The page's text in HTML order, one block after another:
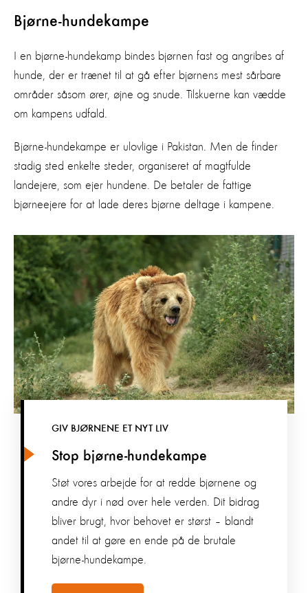
Bjørne-hundekampe
I en bjørne-hundekamp bindes bjørnen fast og angribes af
hunde, der er trænet til at gå efter bjørnens mest sårbare
områder såsom ører, øjne og snude. Tilskuerne kan vædde
om kampens udfald.
Bjørne-hundekampe er ulovlige i Pakistan. Men de finder
stadig sted enkelte steder, organiseret af magtfulde
landejere, som ejer hundene. De betaler de fattige
bjørneejere for at lade deres bjørne deltage i kampene.
Stop bjørne-hundekampe
GIV BJØRNENE ET NYT LIV
Støt vores arbejde for at redde bjørnene og
andre dyr i nød over hele verden. Dit bidrag
bliver brugt, hvor behovet er størst – blandt
andet til at gøre en ende på de brutale
bjørne-hundekampe.